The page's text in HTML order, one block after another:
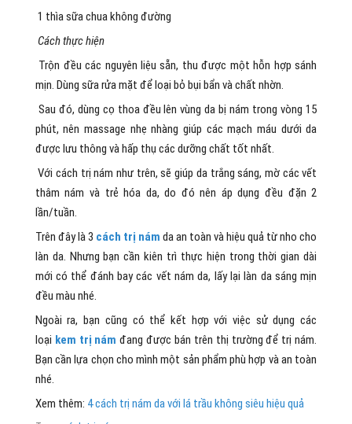
1 thìa sữa chua không đường
Cách thực hiện
Trộn đều các nguyên liệu sẵn, thu được một hỗn hợp sánh
mịn. Dùng sữa rửa mặt để loại bỏ bụi bẩn và chất nhờn.
Sau đó, dùng cọ thoa đều lên vùng da bị nám trong vòng 15
phút, nên massage nhẹ nhàng giúp các mạch máu dưới da
được lưu thông và hấp thụ các dưỡng chất tốt nhất.
Với cách trị nám như trên, sẽ giúp da trắng sáng, mờ các vết
thâm nám và trẻ hóa da, do đó nên áp dụng đều đặn 2
lần/tuần.
Trên đây là 3 cách trị nám da an toàn và hiệu quả từ nho cho
làn da. Nhưng bạn cần kiên trì thực hiện trong thời gian dài
mới có thể đánh bay các vết nám da, lấy lại làn da sáng mịn
đều màu nhé.
Ngoài ra, bạn cũng có thể kết hợp với việc sử dụng các
loại kem trị nám đang được bán trên thị trường để trị nám.
Bạn cần lựa chọn cho mình một sản phẩm phù hợp và an toàn
nhé.
Xem thêm: 4 cách trị nám da với lá trầu không siêu hiệu quả